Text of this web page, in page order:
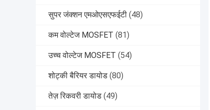
सुपर जंक्शन एमओएसएफईटी (48)
कम वोल्टेज MOSFET (81)
उच्च वोल्टेज MOSFET (54)
शोट्की बैरियर डायोड (80)
तेज़ रिकवरी डायोड (49)